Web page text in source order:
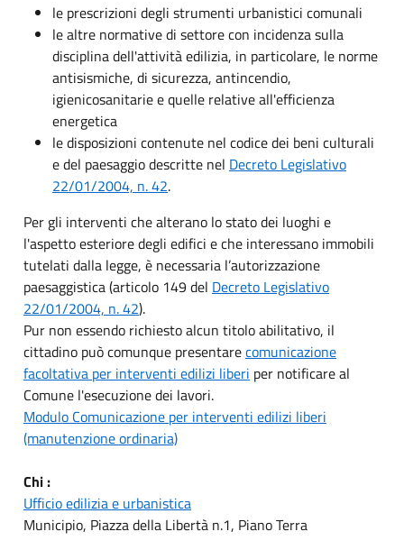
le prescrizioni degli strumenti urbanistici comunali
le altre normative di settore con incidenza sulla
disciplina dell'attività edilizia, in particolare, le norme
antisismiche, di sicurezza, antincendio,
igienicosanitarie e quelle relative all'efficienza
energetica
le disposizioni contenute nel codice dei beni culturali
e del paesaggio descritte nel Decreto Legislativo
22/01/2004, n. 42.
Per gli interventi che alterano lo stato dei luoghi e
l'aspetto esteriore degli edifici e che interessano immobili
tutelati dalla legge, è necessaria l’autorizzazione
paesaggistica (articolo 149 del Decreto Legislativo
22/01/2004, n. 42).
Pur non essendo richiesto alcun titolo abilitativo, il
cittadino può comunque presentarecomunicazione
facoltativa per interventi edilizi liberi per notificare al
Comune l'esecuzione dei lavori.
Modulo Comunicazione per interventi edilizi liberi
(manutenzione ordinaria)
Chi :
Ufficio edilizia e urbanistica
Municipio, Piazza della Libertà n.1, Piano Terra